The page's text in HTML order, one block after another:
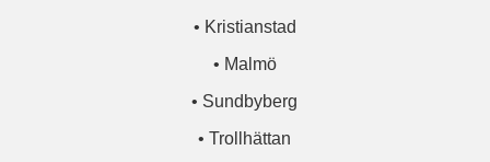
• Kristianstad
• Malmö
• Sundbyberg
• Trollhättan